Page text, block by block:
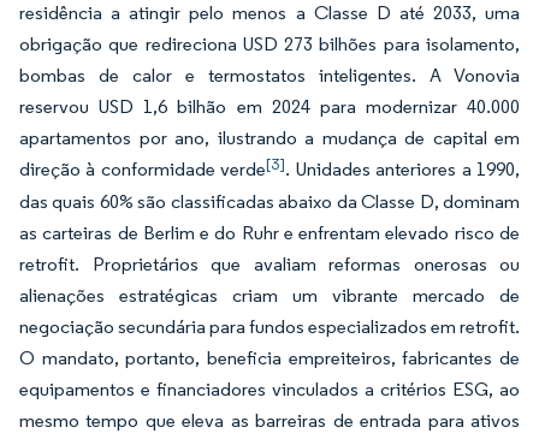
residência a atingir pelo menos a Classe D até 2033, uma
obrigação que redireciona USD 273 bilhões para isolamento,
bombas de calor e termostatos inteligentes. A Vonovia
reservou USD 1,6 bilhão em 2024 para modernizar 40.000
apartamentos por ano, ilustrando a mudança de capital em
direção à conformidade verde[3]. Unidades anteriores a 1990,
das quais 60% são classificadas abaixo da Classe D, dominam
as carteiras de Berlim e do Ruhr e enfrentam elevado risco de
retrofit. Proprietários que avaliam reformas onerosas ou
alienações estratégicas criam um vibrante mercado de
negociação secundária para fundos especializados em retrofit.
O mandato, portanto, beneficia empreiteiros, fabricantes de
equipamentos e financiadores vinculados a critérios ESG, ao
mesmo tempo que eleva as barreiras de entrada para ativos